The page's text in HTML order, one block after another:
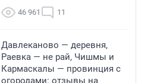
46 961 11
Давлеканово — деревня,
Раевка — не рай, Чишмы и
Кармаскалы — провинция с
огородами: отзывы на